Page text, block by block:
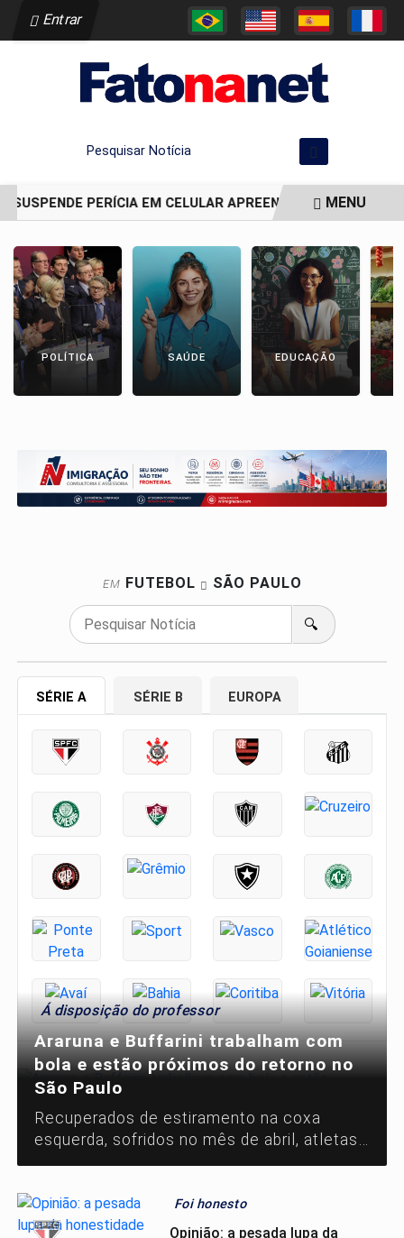
Entrar
Pesquisar Notícia
SUSPENDE PERÍCIA EM CELULAR APREENDIDO EM CELA DE
MENU
POLÍTICA SAÚDE EDUCAÇÃO
EM FUTEBOL SÃO PAULO
🔍
SÉRIE A SÉRIE B EUROPA
Á disposição do professor
Araruna e Buffarini trabalham com
bola e estão próximos do retorno no
São Paulo
Recuperados de estiramento na coxa
esquerda, sofridos no mês de abril, atletas
Foi honesto
Opinião: a pesada lupa da